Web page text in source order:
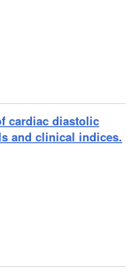
cardiac diastolic
and clinical indices.